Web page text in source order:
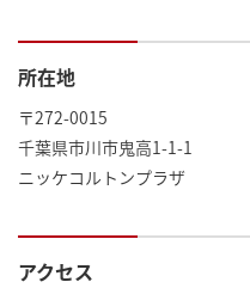
所在地
〒272-0015
千葉県市川市鬼高1-1-1
ニッケコルトンプラザ
アクセス